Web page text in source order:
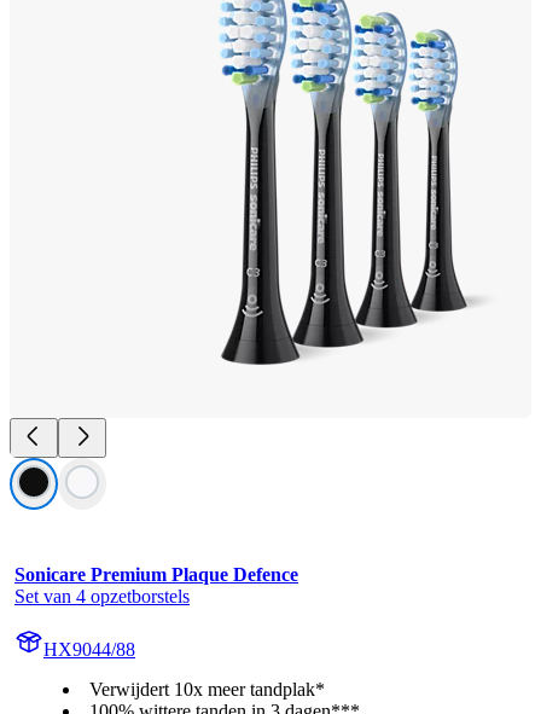
Sonicare Premium Plaque Defence
Set van 4 opzetborstels
HX9044/88
Verwijdert 10x meer tandplak*